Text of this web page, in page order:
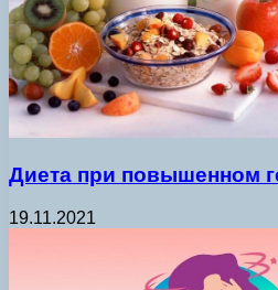
Диета при повышенном
19.11.2021